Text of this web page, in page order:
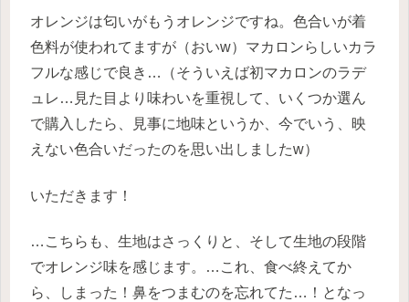
オレンジは匂いがもうオレンジですね。色合いが着
色料が使われてますが（おいw）マカロンらしいカラ
フルな感じで良き…（そういえば初マカロンのラデ
ュレ…見た目より味わいを重視して、いくつか選ん
で購入したら、見事に地味というか、今でいう、映
えない色合いだったのを思い出しましたw）
いただきます！
…こちらも、生地はさっくりと、そして生地の段階
でオレンジ味を感じます。…これ、食べ終えてか
ら、しまった！鼻をつまむのを忘れてた…！となっ